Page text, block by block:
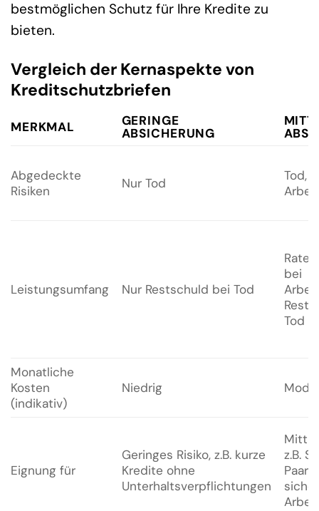
bestmöglichen Schutz für Ihre Kredite zu
bieten.
Vergleich der Kernaspekte von
Kreditschutzbriefen
MERKMAL
GERINGE
ABSICHERUNG
Abgedeckte
Risiken
Nur Tod
Tod,
Leistungsumfang Nur Restschuld bei Tod
bei
Tod
Monatliche
Kosten
(indikativ)
Niedrig
Eignung für
Geringes Risiko, z.B. kurze
Kredite ohne
Unterhaltsverpflichtungen
z.B.